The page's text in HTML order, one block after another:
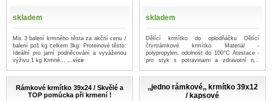
skladem
Mix 3 balení krmného těsta za akční cenu /
balení po1 kg celkem 3kg: Proteinové těsto:
Ideální pro jarní podněcování a vyváženou
výživu 1 kg Krmné... ...více
skladem
Dělící krmítko do oplodňáčku Dělící
čtvrtrámkové krmítko Materiál -
polypropylen, odolnost do 100°C Atestace -
pro styk s potravinami a zdravotní n...
Rámkové krmítko 39x24 / Skvělé a
TOP pomůcka při krmení !
,,jedno rámkové,, krmítko 39x12
/ kapsové